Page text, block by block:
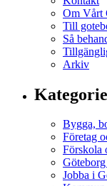
Om Vårt
Till
Så
Arkiv
Bygga,
Företag
Förskola
Jobba i